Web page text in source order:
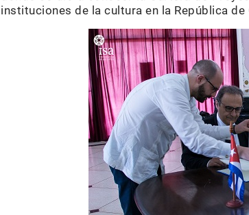
instituciones de la cultura en la República de